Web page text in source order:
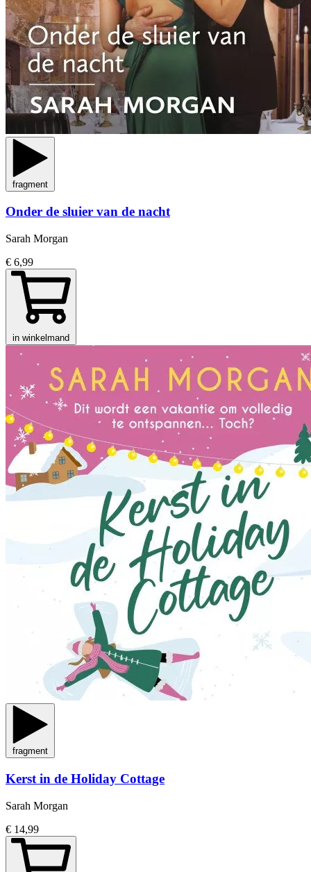
fragment
Onder de sluier van de nacht
Sarah Morgan
€ 6,99
in winkelmand
fragment
Kerst in de Holiday Cottage
Sarah Morgan
€ 14,99